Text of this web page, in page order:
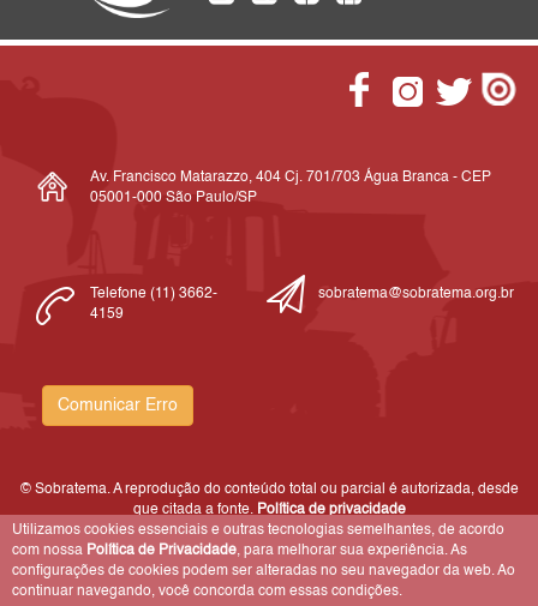
Av. Francisco Matarazzo, 404 Cj. 701/703 Água Branca - CEP
05001-000 São Paulo/SP
Telefone (11) 3662-
4159
sobratema@sobratema.org.br
Comunicar Erro
© Sobratema. A reprodução do conteúdo total ou parcial é autorizada, desde
que citada a fonte. Política de privacidade
Utilizamos cookies essenciais e outras tecnologias semelhantes, de acordo
com nossa Política de Privacidade, para melhorar sua experiência. As
configurações de cookies podem ser alteradas no seu navegador da web. Ao
continuar navegando, você concorda com essas condições.